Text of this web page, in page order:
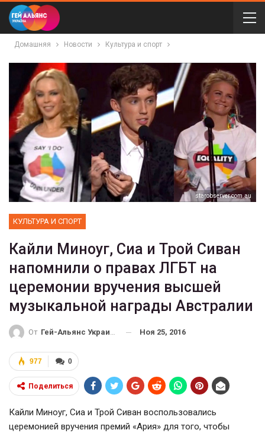
Домашняя Новости Культура и спорт
starobserver.com.au
КУЛЬТУРА И СПОРТ
Кайли Миноуг, Сиа и Трой Сиван
напомнили о правах ЛГБТ на
церемонии вручения высшей
музыкальной награды Австралии
От Гей-Альянс Украина Ноя 25, 2016
0
977
Поделиться
Кайли Миноуг, Сиа и Трой Сиван воспользовались
церемонией вручения премий «Ария» для того, чтобы